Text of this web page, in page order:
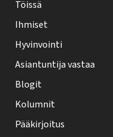
e
h
t
i
f
o
Töissä
Ihmiset
Hyvinvointi
Asiantuntija vastaa
Blogit
Kolumnit
Pääkirjoitus